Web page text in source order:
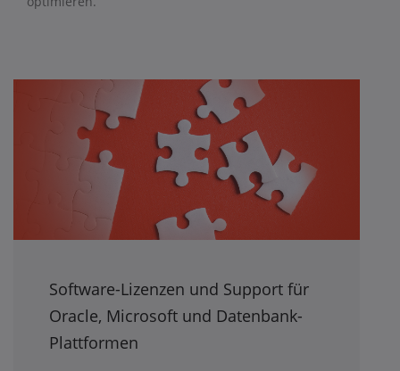
Software-Lizenzen und Support für
Oracle, Microsoft und Datenbank-
Plattformen